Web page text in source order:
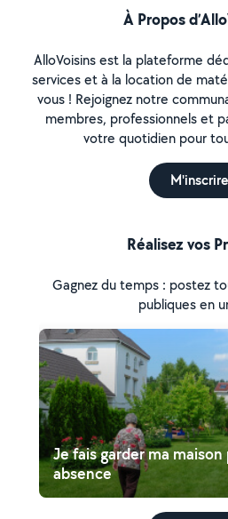
À Propos
AlloVoisins est la plateforme
services et à la location de
vous ! Rejoignez notre
membres, professionnels et
votre quotidien pour
M'inscrire
Réalisez vos
Gagnez du temps : postez
publiques en
Je fais garder ma
absence